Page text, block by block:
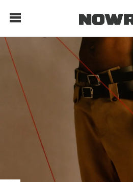
每日鲜榨
现客视点
每日栏目
时 尚
球 鞋